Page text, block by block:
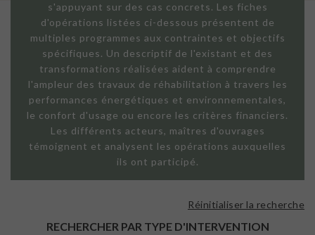
s'appuyant sur des cas concrets. Les fiches
d'opérations listées ci-dessous présentent de
multiples programmes aux contraintes et objectifs
spécifiques. Un descriptif de l'existant et des
transformations réalisées aident à comprendre
l'ampleur des travaux de réhabilitation à travers les
performances énergétiques et environnementales,
le confort d'usage ou encore les critères financiers.
Les différents acteurs, maîtres d'ouvrages
témoignent et analysent les opérations auxquelles
ils ont participé.
RECHERCHER PAR TYPE D'INTERVENTION
Réinitialiser la recherche
EXTÉRIEURE
ISOLATION
INTÉRIEURE